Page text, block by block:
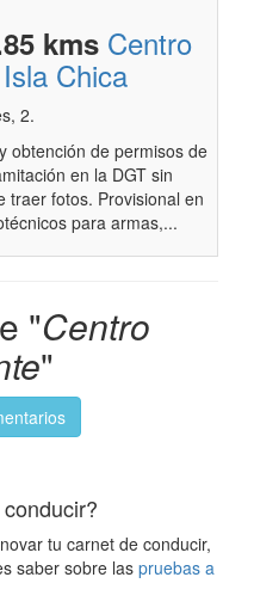
kms Centro
Chica
2.
obtención de permisos de
en la DGT sin
traer fotos. Provisional en
para armas,...
"Centro
"
tu carnet de conducir,
saber sobre laspruebas a